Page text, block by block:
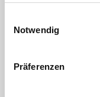
Impressum
Notwendig
Präferenzen
Die